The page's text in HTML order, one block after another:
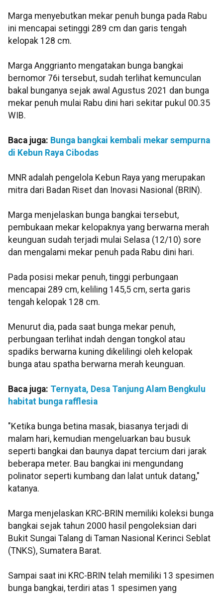
Marga menyebutkan mekar penuh bunga pada Rabu
ini mencapai setinggi 289 cm dan garis tengah
kelopak 128 cm.
Marga Anggrianto mengatakan bunga bangkai
bernomor 76i tersebut, sudah terlihat kemunculan
bakal bunganya sejak awal Agustus 2021 dan bunga
mekar penuh mulai Rabu dini hari sekitar pukul 00.35
WIB.
Baca juga: Bunga bangkai kembali mekar sempurna
di Kebun Raya Cibodas
MNR adalah pengelola Kebun Raya yang merupakan
mitra dari Badan Riset dan Inovasi Nasional (BRIN).
Marga menjelaskan bunga bangkai tersebut,
pembukaan mekar kelopaknya yang berwarna merah
keunguan sudah terjadi mulai Selasa (12/10) sore
dan mengalami mekar penuh pada Rabu dini hari.
Pada posisi mekar penuh, tinggi perbungaan
mencapai 289 cm, keliling 145,5 cm, serta garis
tengah kelopak 128 cm.
Menurut dia, pada saat bunga mekar penuh,
perbungaan terlihat indah dengan tongkol atau
spadiks berwarna kuning dikelilingi oleh kelopak
bunga atau spatha berwarna merah keunguan.
Baca juga: Ternyata, Desa Tanjung Alam Bengkulu
habitat bunga rafflesia
"Ketika bunga betina masak, biasanya terjadi di
malam hari, kemudian mengeluarkan bau busuk
seperti bangkai dan baunya dapat tercium dari jarak
beberapa meter. Bau bangkai ini mengundang
polinator seperti kumbang dan lalat untuk datang,"
katanya.
Marga menjelaskan KRC-BRIN memiliki koleksi bunga
bangkai sejak tahun 2000 hasil pengoleksian dari
Bukit Sungai Talang di Taman Nasional Kerinci Seblat
(TNKS), Sumatera Barat.
Sampai saat ini KRC-BRIN telah memiliki 13 spesimen
bunga bangkai, terdiri atas 1 spesimen yang